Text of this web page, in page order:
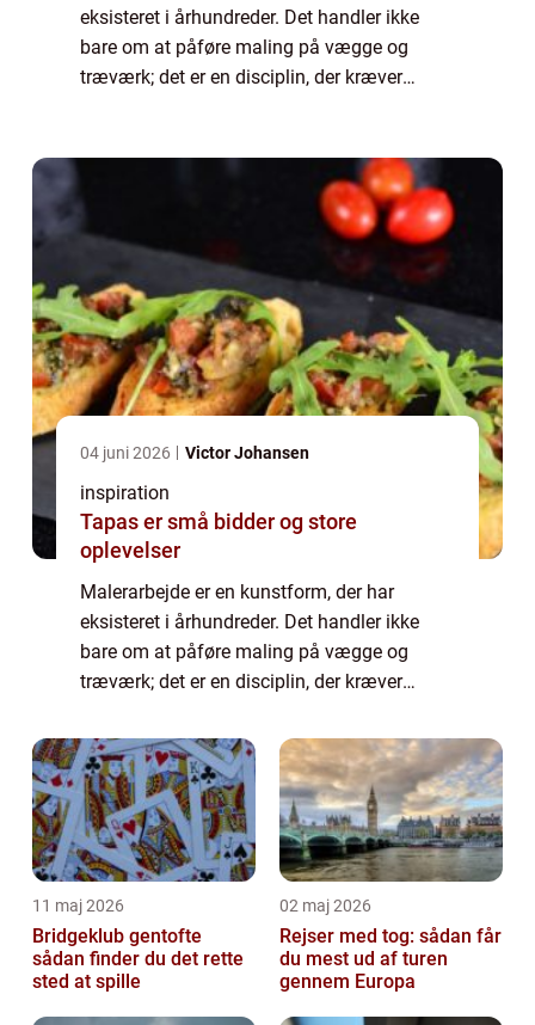
eksisteret i århundreder. Det handler ikke
bare om at påføre maling på vægge og
træværk; det er en disciplin, der kræver
04 juni 2026 Victor Johansen
inspiration
Tapas er små bidder og store
oplevelser
Malerarbejde er en kunstform, der har
eksisteret i århundreder. Det handler ikke
bare om at påføre maling på vægge og
træværk; det er en disciplin, der kræver
11 maj 2026
Bridgeklub gentofte
sådan finder du det rette
sted at spille
02 maj 2026
Rejser med tog: sådan får
du mest ud af turen
gennem Europa